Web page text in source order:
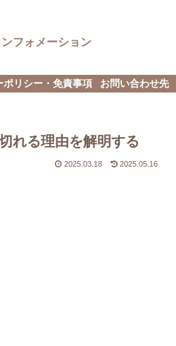
フォメーション
ポリシー・免責事項 お問い合わせ先
れる理由を解明する
2025.03.18 2025.05.16